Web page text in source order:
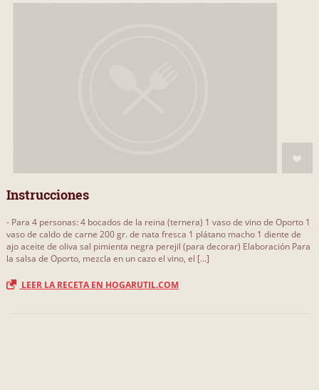
Instrucciones
- Para 4 personas: 4 bocados de la reina (ternera) 1 vaso de vino de Oporto 1
vaso de caldo de carne 200 gr. de nata fresca 1 plátano macho 1 diente de
ajo aceite de oliva sal pimienta negra perejil (para decorar) Elaboración Para
la salsa de Oporto, mezcla en un cazo el vino, el [...]
LEER LA RECETA EN HOGARUTIL.COM